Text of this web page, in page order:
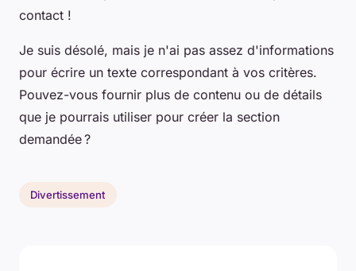
contact !
Je suis désolé, mais je n'ai pas assez d'informations
pour écrire un texte correspondant à vos critères.
Pouvez-vous fournir plus de contenu ou de détails
que je pourrais utiliser pour créer la section
demandée ?
Divertissement